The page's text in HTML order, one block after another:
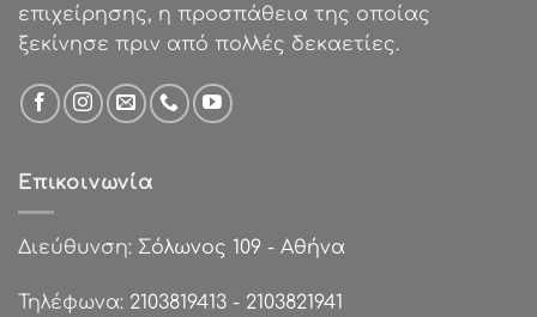
επιχείρησης, η προσπάθεια της οποίας
ξεκίνησε πριν από πολλές δεκαετίες.
Επικοινωνία
Διεύθυνση: Σόλωνος 109 - Αθήνα
Τηλέφωνα: 2103819413 - 2103821941